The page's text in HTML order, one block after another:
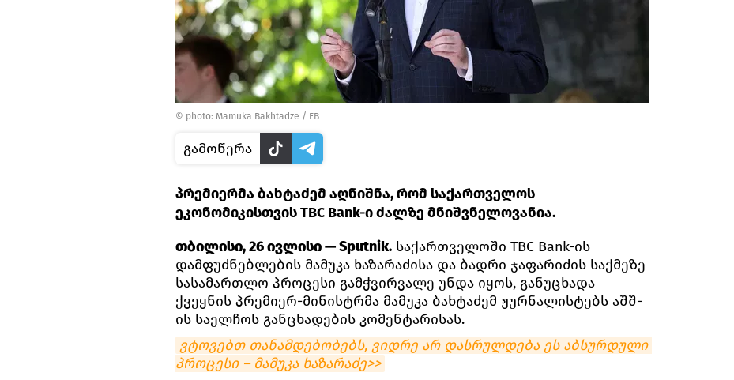
© photo: Mamuka Bakhtadze / FB
გამოწერა
პრემიერმა ბახტაძემ აღნიშნა, რომ საქართველოს
ეკონომიკისთვის TBC Bank-ი ძალზე მნიშვნელოვანია.
თბილისი, 26 ივლისი — Sputnik. საქართველოში TBC Bank-ის
დამფუძნებლების მამუკა ხაზარაძისა და ბადრი ჯაფარიძის საქმეზე
სასამართლო პროცესი გამჭვირვალე უნდა იყოს, განუცხადა
ქვეყნის პრემიერ-მინისტრმა მამუკა ბახტაძემ ჟურნალისტებს აშშ-
ის საელჩოს განცხადების კომენტარისას.
ვტოვებთ თანამდებობებს, ვიდრე არ დასრულდება ეს აბსურდული
პროცესი – მამუკა ხაზარაძე>>